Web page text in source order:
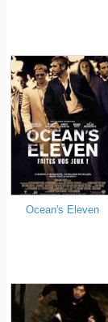
Ocean's Eleven